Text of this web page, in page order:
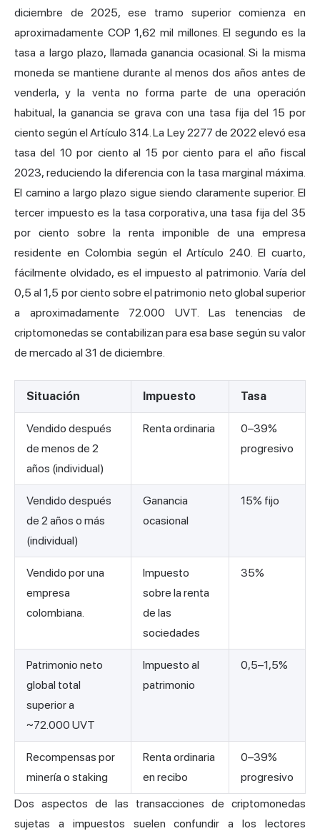
diciembre de 2025, ese tramo superior comienza en
aproximadamente COP 1,62 mil millones. El segundo es la
tasa a largo plazo, llamada ganancia ocasional. Si la misma
moneda se mantiene durante al menos dos años antes de
venderla, y la venta no forma parte de una operación
habitual, la ganancia se grava con una tasa fija del 15 por
ciento según el Artículo 314. La Ley 2277 de 2022 elevó esa
tasa del 10 por ciento al 15 por ciento para el año fiscal
2023, reduciendo la diferencia con la tasa marginal máxima.
El camino a largo plazo sigue siendo claramente superior. El
tercer impuesto es la tasa corporativa, una tasa fija del 35
por ciento sobre la renta imponible de una empresa
residente en Colombia según el Artículo 240. El cuarto,
fácilmente olvidado, es el impuesto al patrimonio. Varía del
0,5 al 1,5 por ciento sobre el patrimonio neto global superior
a aproximadamente 72.000 UVT. Las tenencias de
criptomonedas se contabilizan para esa base según su valor
de mercado al 31 de diciembre.
Situación Impuesto Tasa
Vendido después
de menos de 2
años (individual)
Renta ordinaria
0–39%
progresivo
Vendido después
de 2 años o más
(individual)
Ganancia
ocasional
15% fijo
Vendido por una
empresa
colombiana.
Impuesto
sobre la renta
de las
sociedades
35%
Patrimonio neto
global total
superior a
~72.000 UVT
Impuesto al
patrimonio
0,5–1,5%
Recompensas por
minería o staking
Renta ordinaria
en recibo
0–39%
progresivo
Dos aspectos de las transacciones de criptomonedas
sujetas a impuestos suelen confundir a los lectores